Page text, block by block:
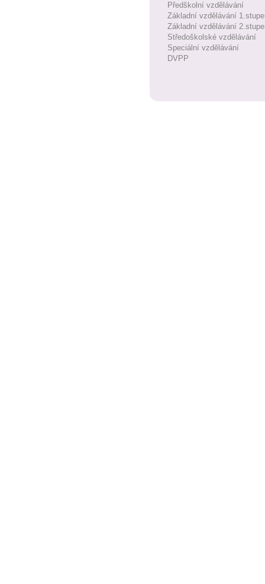
Předškolní vzdělávání
Základní vzdělávání
Základní vzdělávání
Středoškolské vzdělávání
Speciální vzdělávání
DVPP